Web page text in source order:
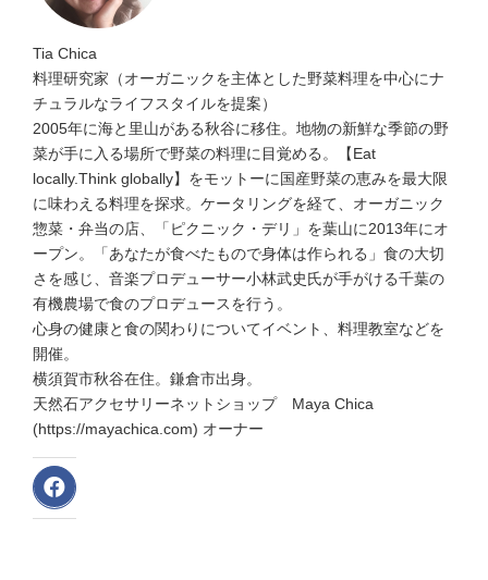
Tia Chica
料理研究家（オーガニックを主体とした野菜料理を中心にナ
チュラルなライフスタイルを提案）
2005年に海と里山がある秋谷に移住。地物の新鮮な季節の野
菜が手に入る場所で野菜の料理に目覚める。【Eat
locally.Think globally】をモットーに国産野菜の恵みを最大限
に味わえる料理を探求。ケータリングを経て、オーガニック
惣菜・弁当の店、「ピクニック・デリ」を葉山に2013年にオ
ープン。「あなたが食べたもので身体は作られる」食の大切
さを感じ、音楽プロデューサー小林武史氏が手がける千葉の
有機農場で食のプロデュースを行う。
心身の健康と食の関わりについてイベント、料理教室などを
開催。
横須賀市秋谷在住。鎌倉市出身。
天然石アクセサリーネットショップ Maya Chica
(https://mayachica.com) オーナー